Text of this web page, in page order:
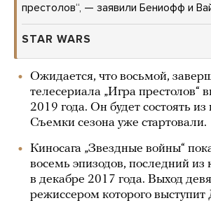
престолов“, — заявили Бениофф и
STAR WARS
Ожидается, что восьмой,
телесериала „Игра престолов“
2019 года. Он будет состоять
Съемки сезона уже стартовали.
Киносага „Звездные войны“
восемь эпизодов, последний
в декабре 2017 года. Выход
режиссером которого